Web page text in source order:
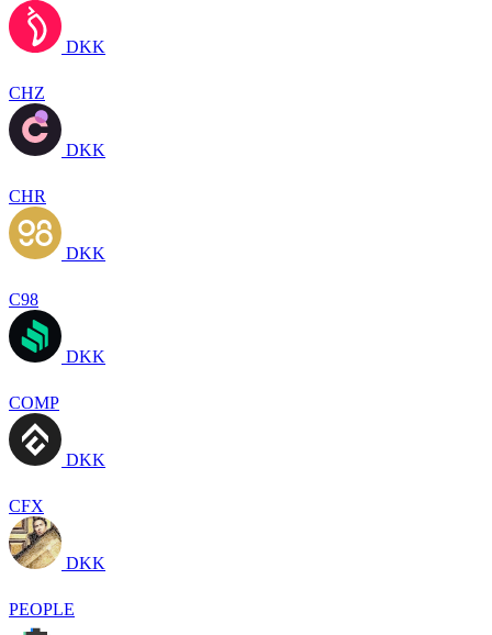
DKK
CHZ
DKK
CHR
DKK
C98
DKK
COMP
DKK
CFX
DKK
PEOPLE